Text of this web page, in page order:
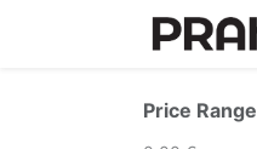
Price Range